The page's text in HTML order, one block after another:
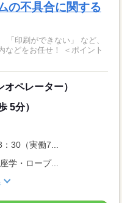
の不具合に関する
「印刷ができない」 など、
任せ！ ＜ポイント
ペレーター）
5分）
30（実働7...
学・ロープ...